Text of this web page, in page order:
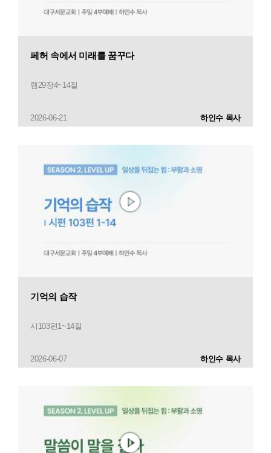
페허 속에서 미래를 꿈꾸다
렘29장4~14절
2026-06-21 하인수 목사
기억의 습작
시103편1~14절
2026-06-07 하인수 목사